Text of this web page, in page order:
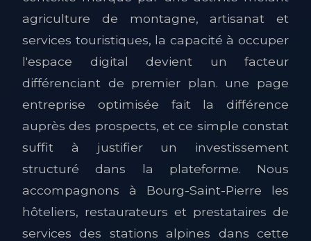
agriculture de montagne, artisanat et
services touristiques, la capacité à occuper
l'espace digital devient un facteur
différenciant de premier plan. une page
entreprise optimisée fait la différence
auprès des prospects, et ce simple constat
suffit à justifier un investissement
structuré dans la plateforme. Nous
accompagnons à Bourg-Saint-Pierre les
hôteliers, restaurateurs et prestataires de
services des stations alpines dans cette